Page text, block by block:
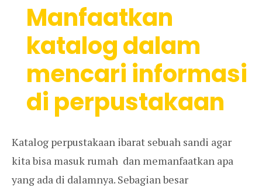
Manfaatkan
katalog dalam
mencari informasi
di perpustakaan
Katalog perpustakaan ibarat sebuah sandi agar
kita bisa masuk rumah dan memanfaatkan apa
yang ada di dalamnya. Sebagian besar